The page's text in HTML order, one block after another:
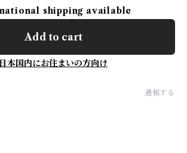
shipping available
Add to cart
日本国内にお住まいの方向け
通報する